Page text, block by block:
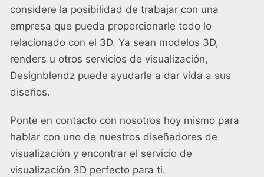
considere la posibilidad de trabajar con una
empresa que pueda proporcionarle todo lo
relacionado con el 3D. Ya sean modelos 3D,
renders u otros servicios de visualización,
Designblendz puede ayudarle a dar vida a sus
diseños.
Ponte en contacto con nosotros hoy mismo para
hablar con uno de nuestros diseñadores de
visualización y encontrar el servicio de
visualización 3D perfecto para ti.